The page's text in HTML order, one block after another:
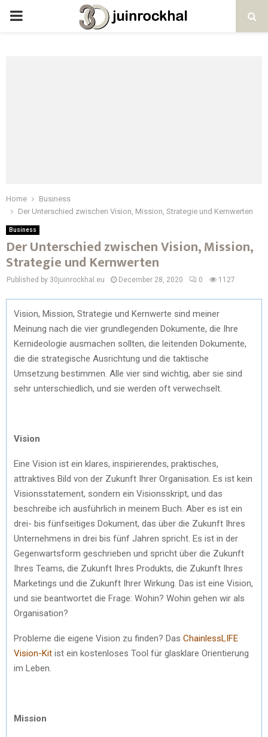
PRIMARY
Home
Business
Der Unterschied zwischen Vision, Mission, Strategie und Kernwerten
Business
Der Unterschied zwischen Vision, Mission,
Strategie und Kernwerten
Published by 30juinrockhal.eu December 28, 2020 0 1127
Vision, Mission, Strategie und Kernwerte sind meiner
Meinung nach die vier grundlegenden Dokumente, die Ihre
Kernideologie ausmachen sollten, die leitenden Dokumente,
die die strategische Ausrichtung und die taktische
Umsetzung bestimmen. Alle vier sind wichtig, aber sie sind
sehr unterschiedlich, und sie werden oft verwechselt.
Vision
Eine Vision ist ein klares, inspirierendes, praktisches,
attraktives Bild von der Zukunft Ihrer Organisation. Es ist kein
Visionsstatement, sondern ein Visionsskript, und das
beschreibe ich ausführlich in meinem Buch. Aber es ist ein
drei- bis fünfseitiges Dokument, das über die Zukunft Ihres
Unternehmens in drei bis fünf Jahren spricht. Es ist in der
Gegenwartsform geschrieben und spricht über die Zukunft
Ihres Teams, die Zukunft Ihres Produkts, die Zukunft Ihres
Marketings und die Zukunft Ihrer Wirkung. Das ist eine Vision,
und sie beantwortet die Frage: Wohin? Wohin gehen wir als
Organisation?
Probleme die eigene Vision zu finden? Das ChainlessLIFE
Vision-Kit ist ein kostenloses Tool für glasklare Orientierung
im Leben.
Mission